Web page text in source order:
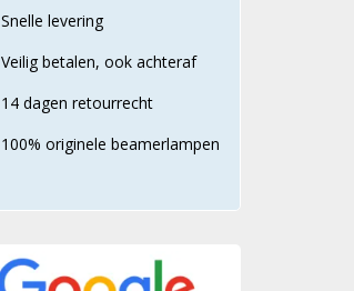
Snelle levering
Veilig betalen, ook achteraf
14 dagen retourrecht
100% originele beamerlampen